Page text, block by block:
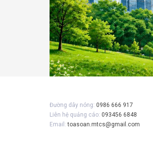
Đường dây nóng: 0986 666 917
Liên hệ quảng cáo: 093456 6848
Email:toasoan.mtcs@gmail.com